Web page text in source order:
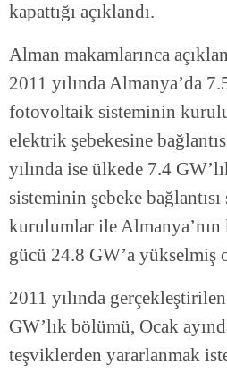
kapattığı açıklandı.
Alman makamlarınca
2011 yılında Almanya’da
fotovoltaik sisteminin
elektrik şebekesine
yılında ise ülkede 7.4
sisteminin şebeke bağlantısı
kurulumlar ile
gücü 24.8 GW’a yükselmiş
2011 yılında
GW’lık bölümü, Ocak
teşviklerden yararlanmak